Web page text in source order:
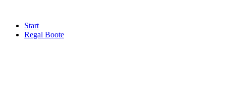
springenStart
Regal Boote